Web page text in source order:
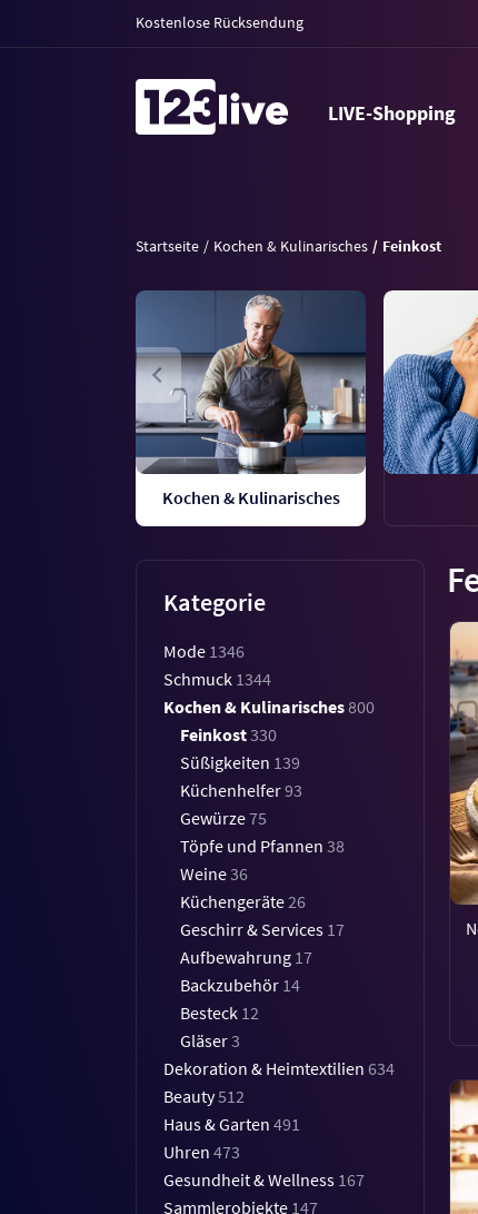
Kostenlose Rücksendung
LIVE-Shopping
Startseite Kochen & Kulinarisches Feinkost
Kochen & Kulinarisches
Kategorie
Mode 1346
Schmuck 1344
Kochen & Kulinarisches800
Feinkost330
Süßigkeiten 139
Küchenhelfer93
Gewürze75
Töpfe und Pfannen 38
Weine36
Küchengeräte26
Geschirr & Services 17
Aufbewahrung 17
Backzubehör 14
Besteck 12
Gläser3
Dekoration & Heimtextilien 634
Beauty512
Haus & Garten 491
Uhren 473
Gesundheit & Wellness 167
Sammlerobjekte 147